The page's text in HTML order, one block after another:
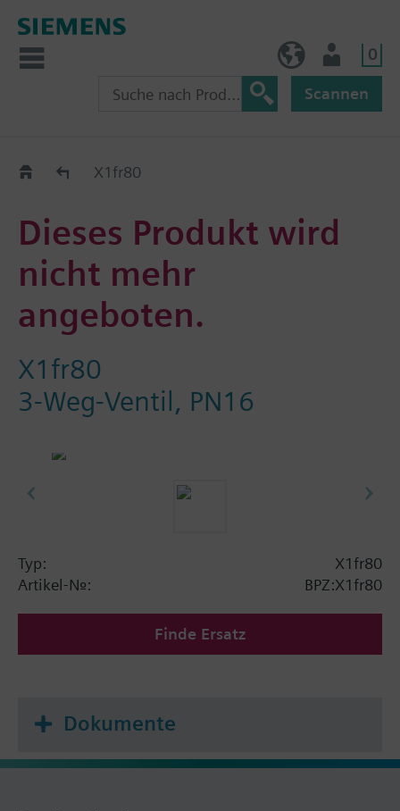
0
Scannen
Old2NewX1fr80
Dieses Produkt wird
nicht mehr
angeboten.
X1fr80
3-Weg-Ventil, PN16
Typ:
X1fr80
Artikel-Nr.:
BPZ:X1fr80
Finde Ersatz
Dokumente